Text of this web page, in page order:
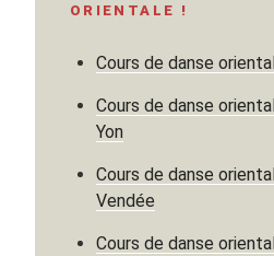
ORIENTALE !
Cours de danse
Cours de danse
Yon
Cours de danse
Vendée
Cours de danse